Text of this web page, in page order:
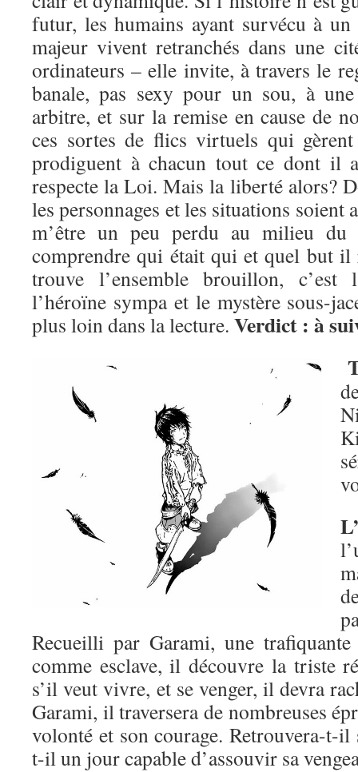
futur, les humains ayant survécu à un
majeur vivent retranchés dans une
ordinateurs – elle invite, à travers le
banale, pas sexy pour un sou, à
arbitre, et sur la remise en cause de
ces sortes de flics virtuels qui
prodiguent à chacun tout ce dont il
respecte la Loi. Mais la liberté alors?
les personnages et les situations soient
m’être un peu perdu au milieu du
comprendre qui était qui et quel but il
trouve l’ensemble brouillon,
l’héroïne sympa et le mystère sous-
plus loin dans la lecture. Verdict : à
Recueilli par Garami, une
comme esclave, il découvre la triste
s’il veut vivre, et se venger, il devra
Garami, il traversera de nombreuses
volonté et son courage. Retrouvera-t-il
t-il un jour capable d’assouvir sa